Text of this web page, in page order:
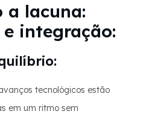
a lacuna:
integração:
tecnológicos estão
em um ritmo sem